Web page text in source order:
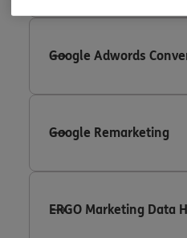
Google Adwords
Google Remarketing
ERGO Marketing Data